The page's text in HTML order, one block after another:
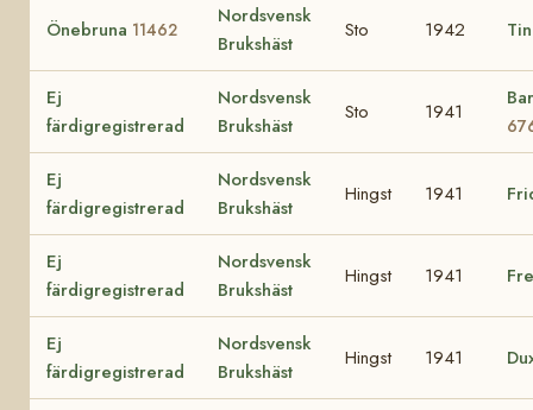
Önebruna 11462
Nordsvensk
Brukshäst
Sto 1942
Ej
färdigregistrerad
Nordsvensk
Brukshäst
Sto 1941
Ej
färdigregistrerad
Nordsvensk
Brukshäst
Hingst 1941
Ej
färdigregistrerad
Nordsvensk
Brukshäst
Hingst 1941
Ej
färdigregistrerad
Nordsvensk
Brukshäst
Hingst 1941